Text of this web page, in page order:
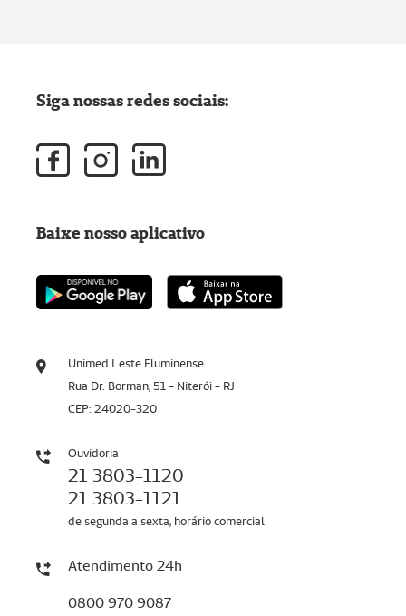
Unimed Leste Fluminense
Rua Dr. Borman, 51 - Niterói - RJ
CEP: 24020-320
Ouvidoria
21 3803-1120
21 3803-1121
de segunda a sexta, horário comercial
Atendimento 24h
0800 970 9087
Siga nossas redes sociais:
Baixe nosso aplicativo